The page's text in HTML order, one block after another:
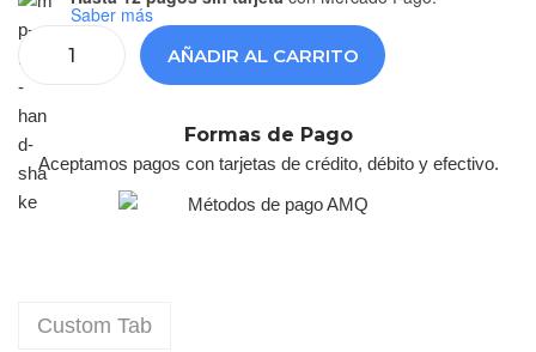
Saber más
AÑADIR AL CARRITO
Formas de Pago
Aceptamos pagos con tarjetas de crédito, débito y efectivo.
Custom Tab